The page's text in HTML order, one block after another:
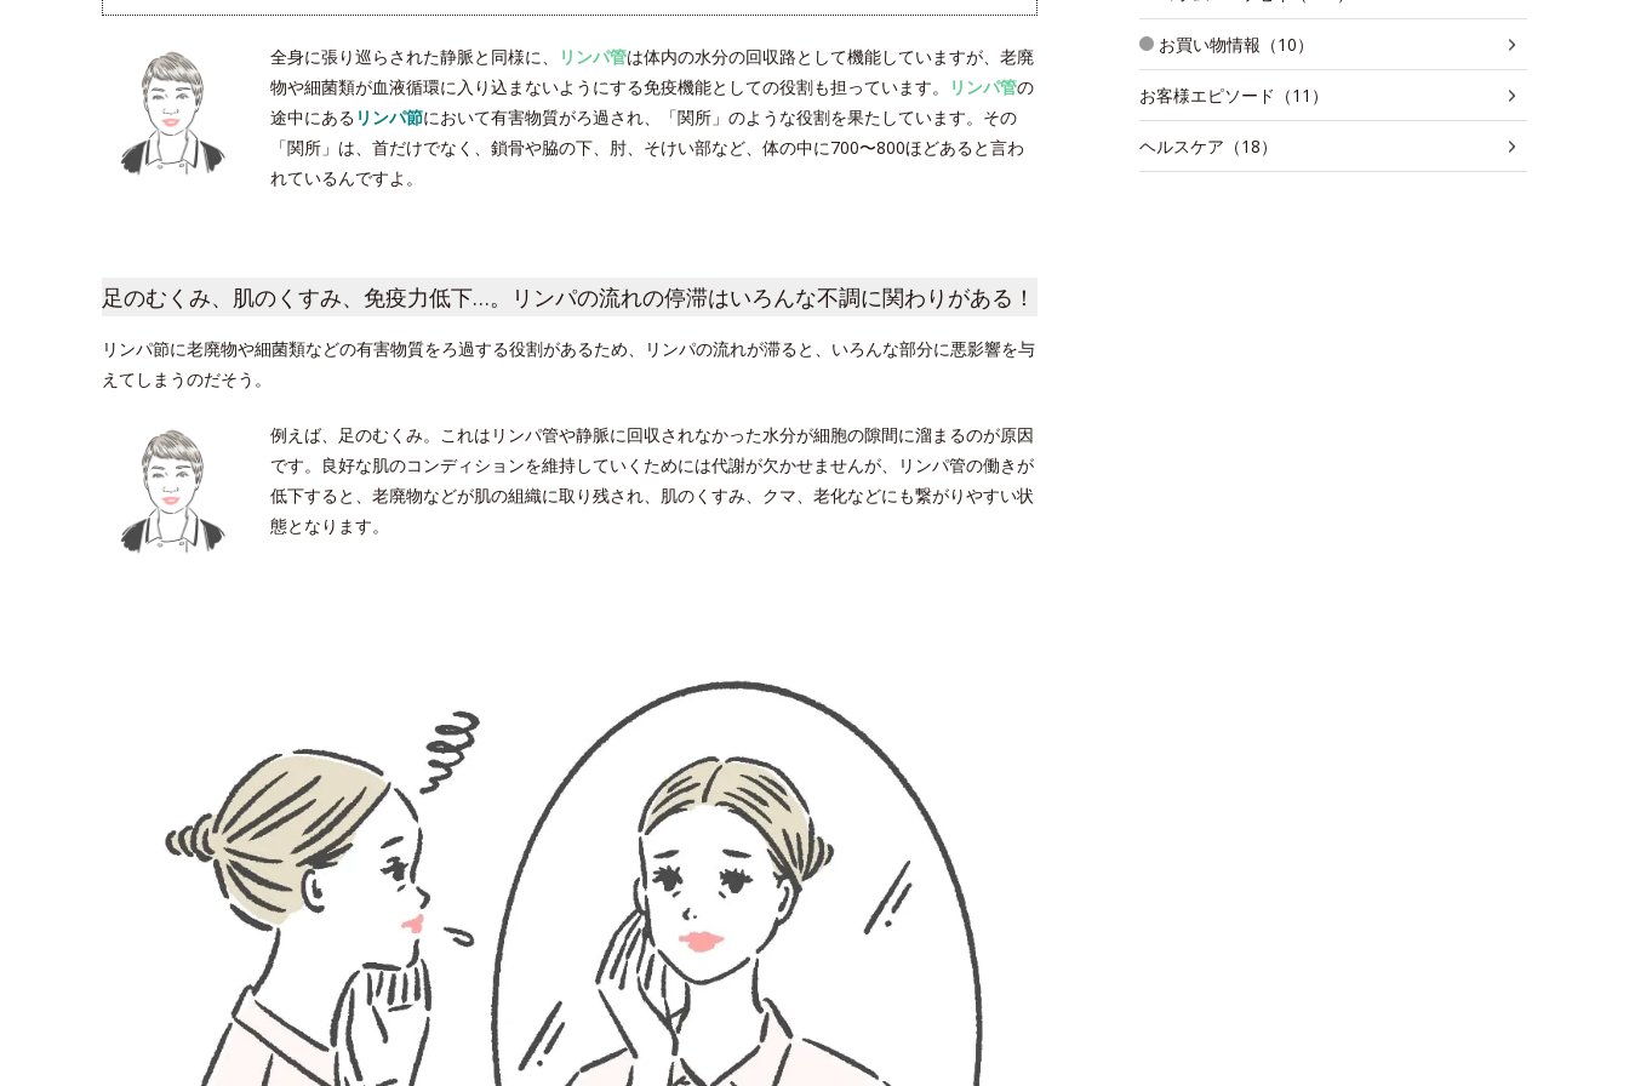
全身に張り巡らされた静脈と同様に、 リンパ管は体内の水分の回収路として機能していますが、老廃
物や細菌類が血液循環に入り込まないようにする免疫機能としての役割も担っています。
リンパ管の
途中にある リンパ節において有害物質がろ過され、「関所」のような役割を果たしています。その
「関所」は、首だけでなく、鎖骨や脇の下、肘、そけい部など、体の中に700〜800ほどあると言わ
れているんですよ。
足のむくみ、肌のくすみ、免疫力低下…。リンパの流れの停滞はいろんな不調に関わりがある！
リンパ節に老廃物や細菌類などの有害物質をろ過する役割があるため、リンパの流れが滞ると、いろんな部分に悪影響を与
えてしまうのだそう。
例えば、足のむくみ。これはリンパ管や静脈に回収されなかった水分が細胞の隙間に溜まるのが原因
です。良好な肌のコンディションを維持していくためには代謝が欠かせませんが、リンパ管の働きが
低下すると、老廃物などが肌の組織に取り残され、肌のくすみ、クマ、老化などにも繋がりやすい状
態となります。
お買い物情報（10）
お客様エピソード（11）
ヘルスケア（18）